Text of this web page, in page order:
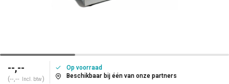
--,--
(--,-- Incl. btw)
Op voorraad
Beschikbaar bij één van onze partners